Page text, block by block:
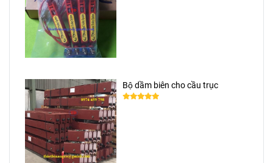
Bộ dầm biên cho cầu trục